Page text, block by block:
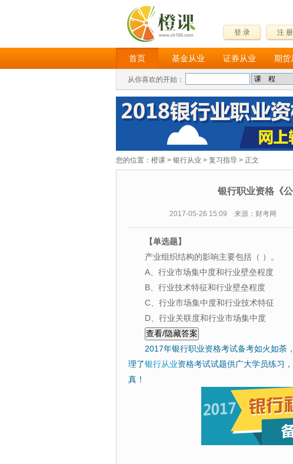
登 录 注 册
首页 基金从业 证券从业 期货
从你喜欢的开始：
您的位置： 橙课 > 银行从业 > 复习指导 > 正文
银行职业资格《
2017-05-26 15:09 来源：财考网
【单选题】
产业组织结构的影响主要包括（ ）。
A、行业市场集中度和行业壁垒程度
B、行业技术特征和行业壁垒程度
C、行业市场集中度和行业技术特征
D、行业关联度和行业市场集中度
2017年银行职业资格考试备考如火如荼
理了银行从业资格考试试题供广大学员练习
真！